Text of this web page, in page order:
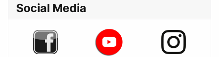
Social Media